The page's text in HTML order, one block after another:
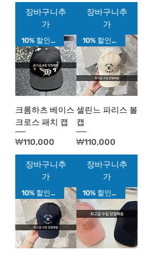
장바구니추
가
장바구니추
가
10% 할인가!
크롬하츠 베이스
크로스 패치 캡
가격
₩110,000
장바구니추
가
10% 할인가!
셀린느 파리스 볼
캡
가격
₩110,000
장바구니추
가
10% 할인가! 10% 할인가!